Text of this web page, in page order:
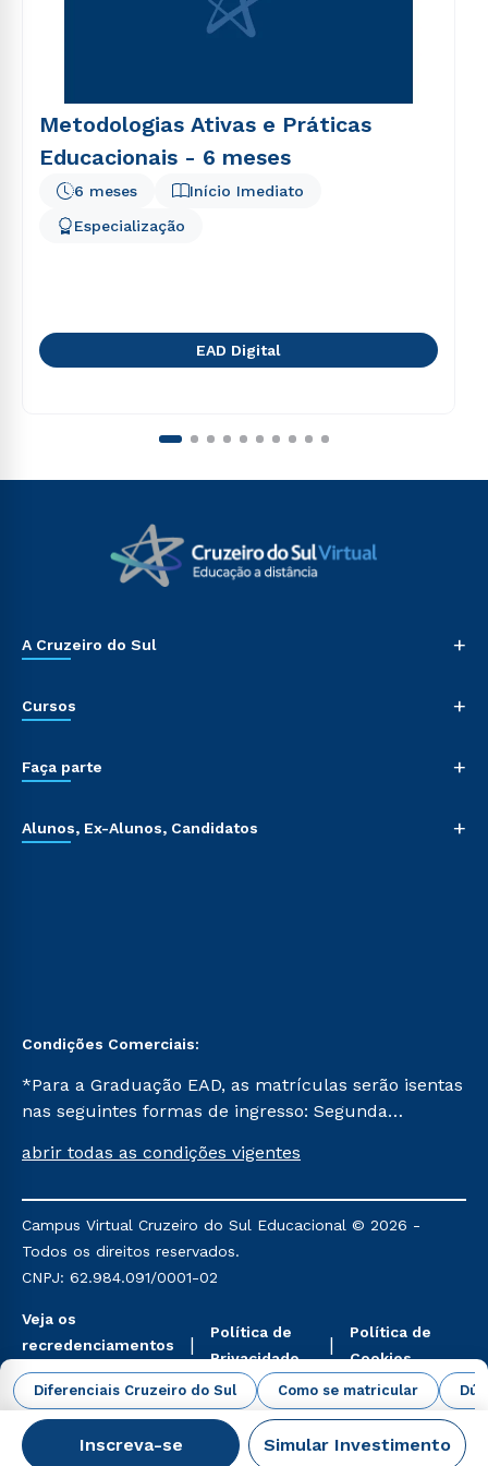
Diferenciais Cruzeiro do Sul Como se matricular
Inscreva-se Simular Investimento
Metodologias Ativas e Práticas
Educacionais - 6 meses
Início Imediato
6 meses
Especialização
EAD Digital
A Cruzeiro do Sul +
Cursos +
Faça parte +
Alunos, Ex-Alunos, Candidatos +
Condições Comerciais:
*Para a Graduação EAD, as matrículas serão isentas
nas seguintes formas de ingresso: Segunda
Já para as demais, a taxa de matrícula será de R$
mencionadas são referentes aos cursos: Ensino
Religioso, Geografia para a Docência e Metodologia
do Ensino de História: Questões Atuais.
abrir todas as condições vigentes
Campus Virtual Cruzeiro do Sul Educacional © 2026 -
Todos os direitos reservados.
CNPJ: 62.984.091/0001-02
Veja os
recredenciamentos
aqui
Política de
Privacidade
Política de
Cookies